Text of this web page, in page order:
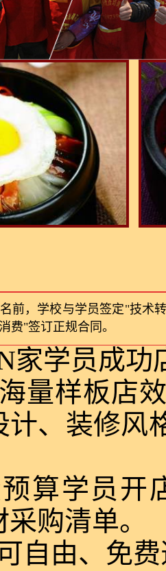
前，学校与学员签定"技术
费"签订正规合同。
家学员成功
量样板店
计、装修风
算学员开
购清单。
自由、免